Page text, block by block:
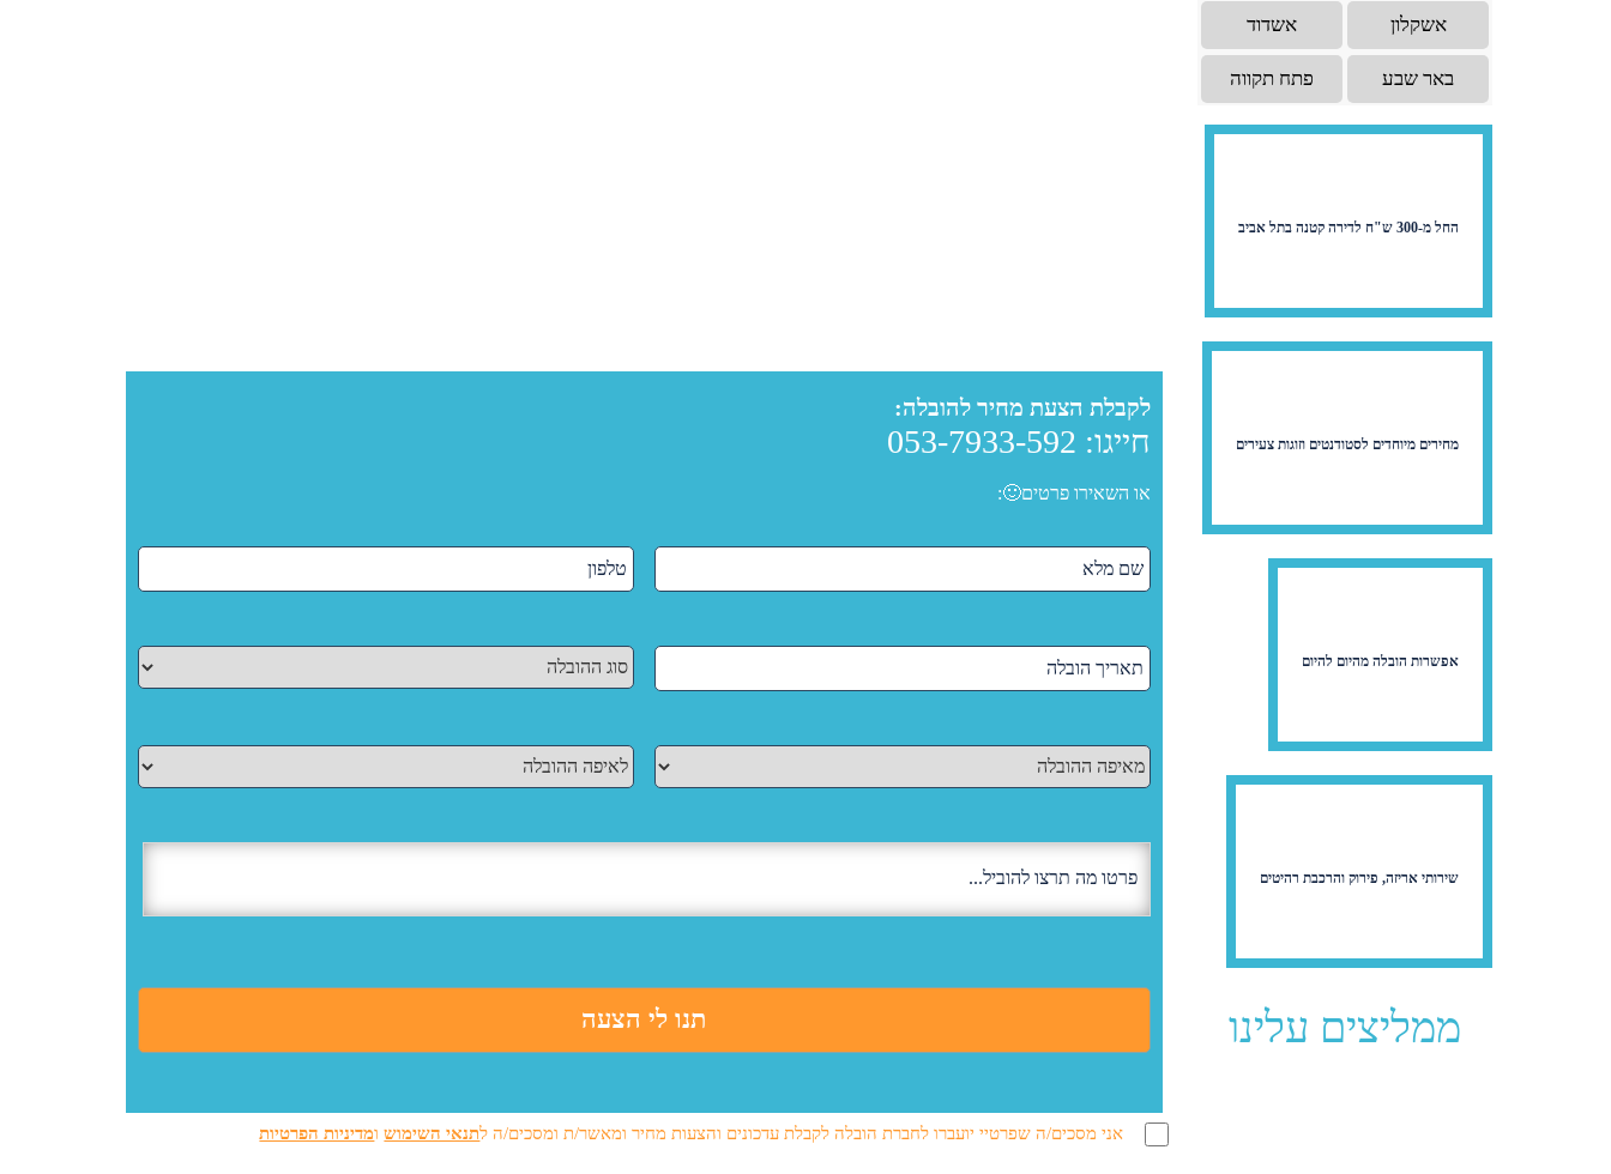
לקבלת הצעת מחיר להובלה:
חייגו: 053-7933-592
או השאירו פרטים🙂:
אני מסכים/ה שפרטיי יועברו לחברת הובלה לקבלת עדכונים והצעות מחיר ומאשר/ת ומסכים/ה לתנאי השימושומדיניות הפרטיות
אשקלון אשדוד
באר שבע פתח תקווה
החל מ-300 ש"ח לדירה קטנה בתל אביב
מחירים מיוחדים לסטודנטים וזוגות צעירים
אפשרות הובלה מהיום להיום
שירותי אריזה, פירוק והרכבת רהיטים
ממליצים עלינו